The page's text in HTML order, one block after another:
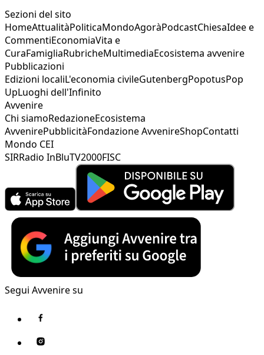
Sezioni del sito
HomeAttualitàPoliticaMondoAgoràPodcastChiesaIdee e
CommentiEconomiaVita e
CuraFamigliaRubricheMultimediaEcosistema avvenire
Pubblicazioni
Edizioni localiL'economia civileGutenbergPopotusPop
UpLuoghi dell'Infinito
Avvenire
Chi siamoRedazioneEcosistema
AvvenirePubblicitàFondazione AvvenireShopContatti
Mondo CEI
SIRRadio InBluTV2000FISC
Segui Avvenire su